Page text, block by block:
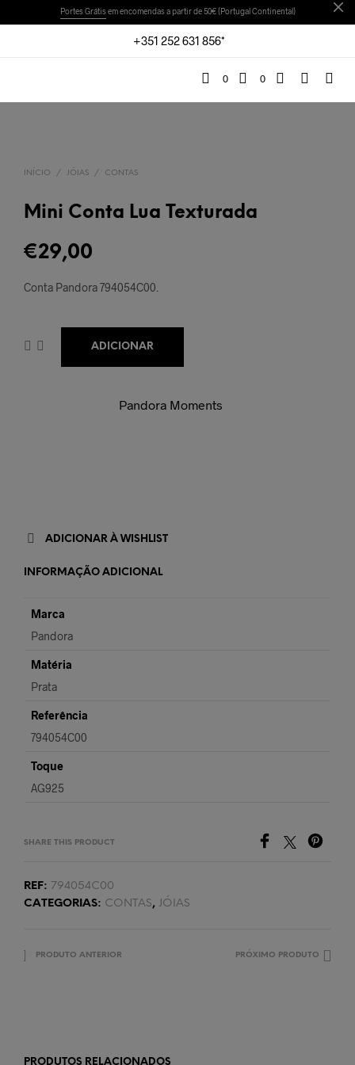
Portes Grátisem encomendas a partir de 50€ (Portugal Continental)
+351 252 631 856*
0 0
INÍCIO / JÓIAS / CONTAS
Mini Conta Lua Texturada
€29,00
Conta Pandora 794054C00.
ADICIONAR
Pandora Moments
ADICIONAR À WISHLIST
INFORMAÇÃO ADICIONAL
Marca
Pandora
Matéria
Prata
Referência
794054C00
Toque
AG925
SHARE THIS PRODUCT
REF: 794054C00
CATEGORIAS: CONTAS, JÓIAS
PRODUTO ANTERIOR PRÓXIMO PRODUTO
PRODUTOS RELACIONADOS